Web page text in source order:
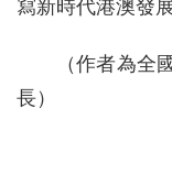
寫新時代港澳發
（作者為全
長）